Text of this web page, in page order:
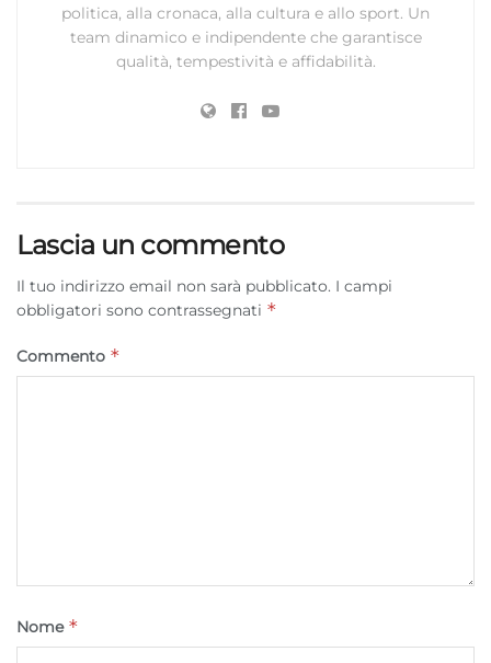
richieste attivamente.
Garantire la sicurezza, prevenire e
e presentare pubblicità e contenuto,
politica, alla cronaca, alla cultura e allo sport. Un
team dinamico e indipendente che garantisce
qualità, tempestività e affidabilità.
Lascia un commento
Il tuo indirizzo email non sarà pubblicato. I campi
obbligatori sono contrassegnati *
Commento *
Nome *